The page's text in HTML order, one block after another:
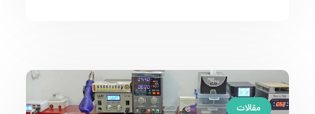
مقالات